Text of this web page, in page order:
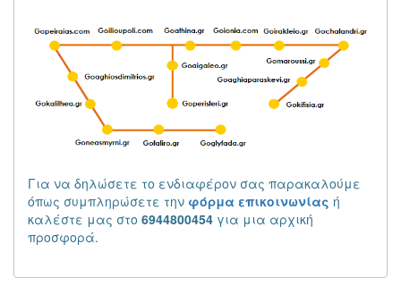
Για να δηλώσετε το ενδιαφέρον σας παρακαλούμε
όπως συμπληρώσετε την φόρμα επικοινωνίας ή
καλέστε μας στο 6944800454 για μια αρχική
προσφορά.